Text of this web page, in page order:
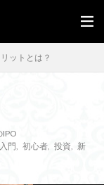
ットとは？
IPO
入門 初心者, 投資
新